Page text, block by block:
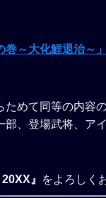
巻～大化鯉退治～
めて同等の内容
部、登場武将、ア
』 をよろしく